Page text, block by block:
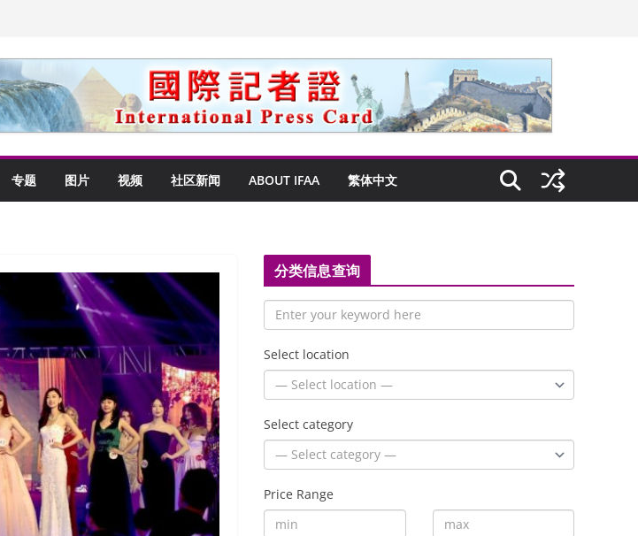
专题 图片 视频 社区新闻 ABOUT IFAA 繁体中文
分类信息查询
Select location
Select category
Price Range